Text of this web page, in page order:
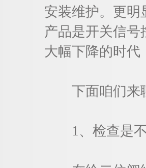
安装维护。更明
产品是开关信
大幅下降的时代
下面咱们来聊
1、检查是不